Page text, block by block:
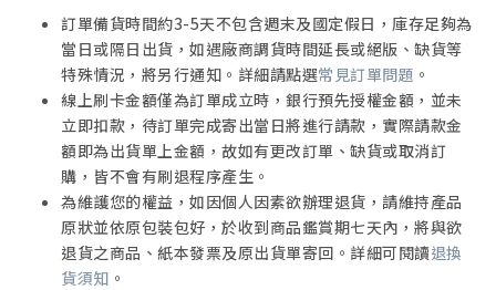
訂單備貨時間約3-5天不包含週末及國定假日，庫存足夠為
當日或隔日出貨，如遇廠商調貨時間延長或絕版、缺貨等
特殊情況，將另行通知。詳細請點選常見訂單問題 。
線上刷卡金額僅為訂單成立時，銀行預先授權金額，並未
立即扣款，待訂單完成寄出當日將進行請款，實際請款金
額即為出貨單上金額，故如有更改訂單、缺貨或取消訂
購，皆不會有刷退程序產生。
為維護您的權益，如因個人因素欲辦理退貨，請維持產品
原狀並依原包裝包好，於收到商品鑑賞期七天內，將與欲
退貨之商品、紙本發票及原出貨單寄回。詳細可閱讀退換
貨須知 。